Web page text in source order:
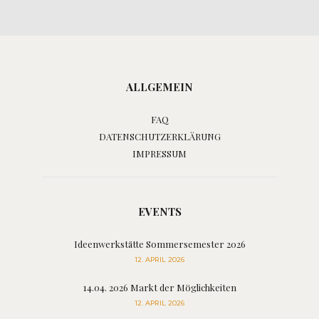
ALLGEMEIN
FAQ
DATENSCHUTZERKLÄRUNG
IMPRESSUM
EVENTS
Ideenwerkstätte Sommersemester 2026
12. APRIL 2026
14.04. 2026 Markt der Möglichkeiten
12. APRIL 2026